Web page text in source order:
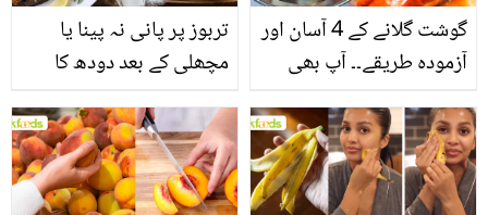
تربوز پر پانی نہ پینا یا
مچھلی کے بعد دودھ کا
سے متعلق غلط فہمیوں کی
حقیقت کیا ہے اور افواہ
کیا؟
گوشت گلانے کے 4 آسان اور
آزمودہ طریقے۔۔ آپ بھی
بتائے راز